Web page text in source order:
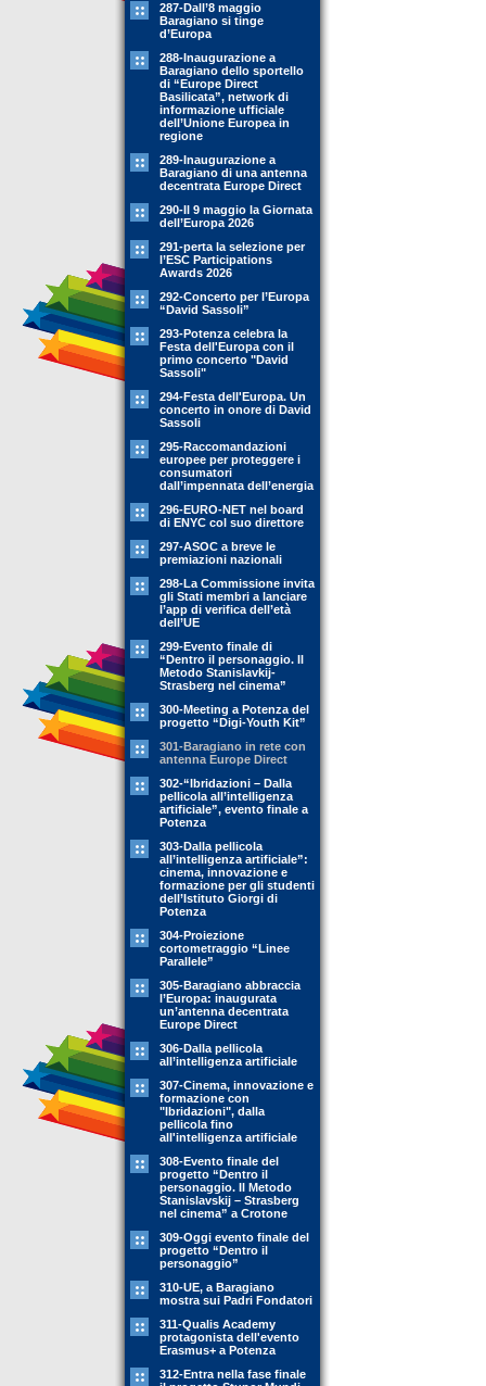
287-Dall’8 maggio
Baragiano si tinge
d’Europa
288-Inaugurazione a
Baragiano dello sportello
di “Europe Direct
Basilicata”, network di
informazione ufficiale
dell’Unione Europea in
regione
289-Inaugurazione a
Baragiano di una antenna
decentrata Europe Direct
290-Il 9 maggio la Giornata
dell’Europa 2026
291-perta la selezione per
l’ESC Participations
Awards 2026
292-Concerto per l’Europa
“David Sassoli”
293-Potenza celebra la
Festa dell'Europa con il
primo concerto "David
Sassoli"
294-Festa dell'Europa. Un
concerto in onore di David
Sassoli
295-Raccomandazioni
europee per proteggere i
consumatori
dall’impennata dell’energia
296-EURO-NET nel board
di ENYC col suo direttore
297-ASOC a breve le
premiazioni nazionali
298-La Commissione invita
gli Stati membri a lanciare
l’app di verifica dell’età
dell’UE
299-Evento finale di
“Dentro il personaggio. Il
Metodo Stanislavkij-
Strasberg nel cinema”
300-Meeting a Potenza del
progetto “Digi-Youth Kit”
301-Baragiano in rete con
antenna Europe Direct
302-“Ibridazioni – Dalla
pellicola all’intelligenza
artificiale”, evento finale a
Potenza
303-Dalla pellicola
all’intelligenza artificiale”:
cinema, innovazione e
formazione per gli studenti
dell’Istituto Giorgi di
Potenza
304-Proiezione
cortometraggio “Linee
Parallele”
305-Baragiano abbraccia
l’Europa: inaugurata
un’antenna decentrata
Europe Direct
306-Dalla pellicola
all’intelligenza artificiale
307-Cinema, innovazione e
formazione con
"Ibridazioni", dalla
pellicola fino
all'intelligenza artificiale
308-Evento finale del
progetto “Dentro il
personaggio. Il Metodo
Stanislavskij – Strasberg
nel cinema” a Crotone
309-Oggi evento finale del
progetto “Dentro il
personaggio”
310-UE, a Baragiano
mostra sui Padri Fondatori
311-Qualis Academy
protagonista dell'evento
Erasmus+ a Potenza
312-Entra nella fase finale